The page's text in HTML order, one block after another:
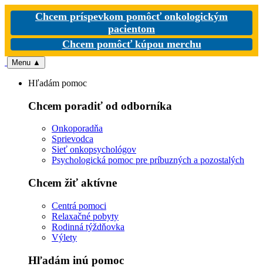
Chcem príspevkom pomôcť onkologickým
pacientom
Chcem pomôcť kúpou merchu
Menu ▲
Hľadám pomoc
Chcem poradiť od odborníka
Onkoporadňa
Sprievodca
Sieť onkopsychológov
Psychologická pomoc pre príbuzných a pozostalých
Chcem žiť aktívne
Centrá pomoci
Relaxačné pobyty
Rodinná týždňovka
Výlety
Hľadám inú pomoc